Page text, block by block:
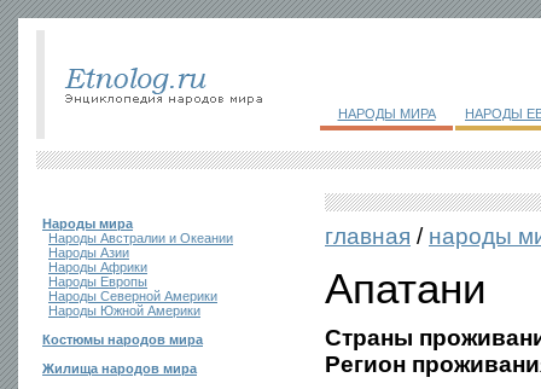
НАРОДЫ МИРА НАРОДЫ
Народы мира
Народы Австралии и Океании
Народы Азии
Народы Африки
Народы Европы
Народы Северной Америки
Народы Южной Америки
Костюмы народов мира
Жилища народов мира
главная / народы
Апатани
Страны
Регион